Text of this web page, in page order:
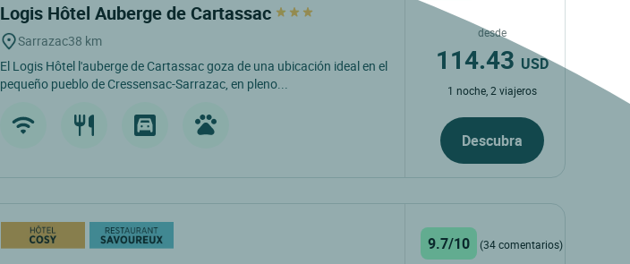
Logis Hôtel Auberge de Cartassac
Sarrazac38 km
El Logis Hôtel l'auberge de Cartassac goza de una ubicación ideal en el
pequeño pueblo de Cressensac-Sarrazac, en pleno...
desde
114.43 USD
1 noche, 2 viajeros
Descubra
9.7/10 (34 comentarios)